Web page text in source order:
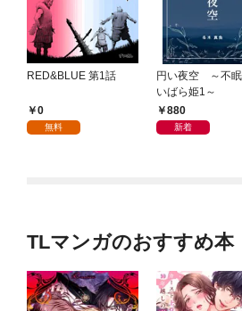
RED&BLUE 第1話
0
無料
円い夜空 ～不
いばら姫1～
880
新着
TLマンガのおすすめ本